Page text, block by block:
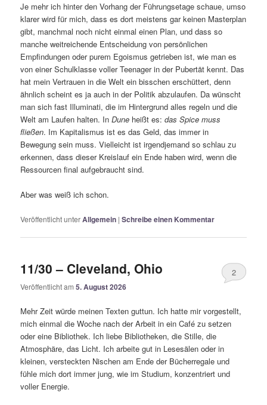
Je mehr ich hinter den Vorhang der Führungsetage schaue, umso
klarer wird für mich, dass es dort meistens gar keinen Masterplan
gibt, manchmal noch nicht einmal einen Plan, und dass so
manche weitreichende Entscheidung von persönlichen
Empfindungen oder purem Egoismus getrieben ist, wie man es
von einer Schulklasse voller Teenager in der Pubertät kennt. Das
hat mein Vertrauen in die Welt ein bisschen erschüttert, denn
ähnlich scheint es ja auch in der Politik abzulaufen. Da wünscht
man sich fast Illuminati, die im Hintergrund alles regeln und die
Welt am Laufen halten. InDune heißt es:das Spice muss
fließen. Im Kapitalismus ist es das Geld, das immer in
Bewegung sein muss. Vielleicht ist irgendjemand so schlau zu
erkennen, dass dieser Kreislauf ein Ende haben wird, wenn die
Ressourcen final aufgebraucht sind.
Aber was weiß ich schon.
Veröffentlicht unterAllgemein |Schreibe einen Kommentar
11/30 – Cleveland, Ohio
Veröffentlicht am5. August 2026
2
Mehr Zeit würde meinen Texten guttun. Ich hatte mir vorgestellt,
mich einmal die Woche nach der Arbeit in ein Café zu setzen
oder eine Bibliothek. Ich liebe Bibliotheken, die Stille, die
Atmosphäre, das Licht. Ich arbeite gut in Lesesälen oder in
kleinen, versteckten Nischen am Ende der Bücherregale und
fühle mich dort immer jung, wie im Studium, konzentriert und
voller Energie.